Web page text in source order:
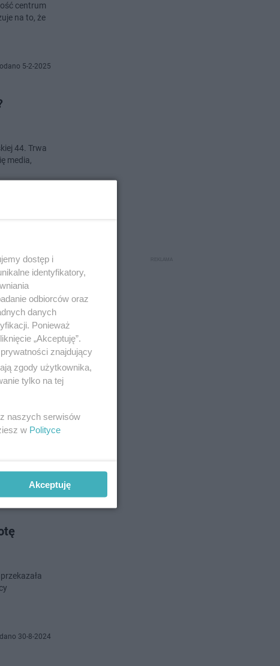
centrum
na to, że
5-2-2025
44. Trwa
media,
25-10-2024
życie na
dodano 4-9-2024
30-8-2024
dostęp i
identyfikatory,
odbiorców oraz
danych
Ponieważ
„Akceptuję”.
znajdujący
zgody użytkownika,
tylko na tej
naszych serwisów
w Polityce
Akceptuję